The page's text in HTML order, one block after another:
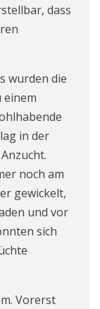
dass
wurden die
einem
in der
noch am
gewickelt,
und vor
sich
Vorerst